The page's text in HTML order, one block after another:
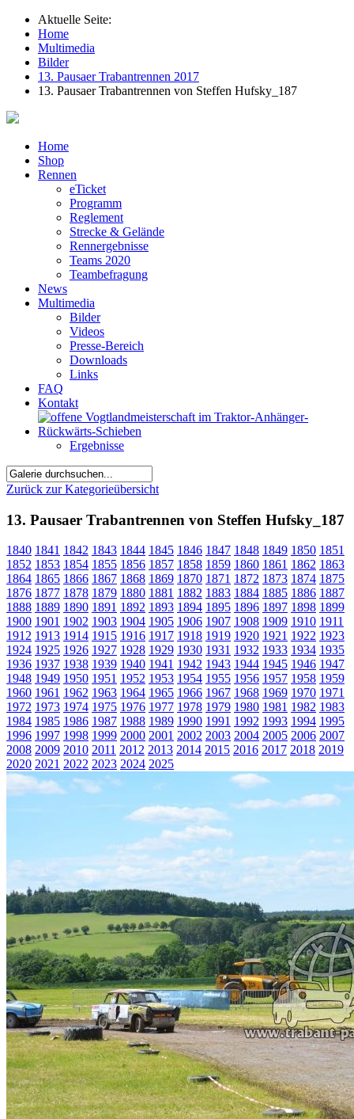
Aktuelle Seite:
Home
Multimedia
Bilder
13. Pausaer Trabantrennen 2017
13. Pausaer Trabantrennen von Steffen Hufsky_187
Home
Shop
Rennen
eTicket
Programm
Reglement
Strecke & Gelände
Rennergebnisse
Teams 2020
Teambefragung
News
Multimedia
Bilder
Videos
Presse-Bereich
Downloads
Links
FAQ
Kontakt
Ergebnisse
Zurück zur Kategorieübersicht
13. Pausaer Trabantrennen von Steffen Hufsky_187
1840 1841 1842 1843 1844 1845 1846 1847 1848 1849 1850 1851
1852 1853 1854 1855 1856 1857 1858 1859 1860 1861 1862 1863
1864 1865 1866 1867 1868 1869 1870 1871 1872 1873 1874 1875
1876 1877 1878 1879 1880 1881 1882 1883 1884 1885 1886 1887
1888 1889 1890 1891 1892 1893 1894 1895 1896 1897 1898 1899
1900 1901 1902 1903 1904 1905 1906 1907 1908 1909 1910 1911
1912 1913 1914 1915 1916 1917 1918 1919 1920 1921 1922 1923
1924 1925 1926 1927 1928 1929 1930 1931 1932 1933 1934 1935
1936 1937 1938 1939 1940 1941 1942 1943 1944 1945 1946 1947
1948 1949 1950 1951 1952 1953 1954 1955 1956 1957 1958 1959
1960 1961 1962 1963 1964 1965 1966 1967 1968 1969 1970 1971
1972 1973 1974 1975 1976 1977 1978 1979 1980 1981 1982 1983
1984 1985 1986 1987 1988 1989 1990 1991 1992 1993 1994 1995
1996 1997 1998 1999 2000 2001 2002 2003 2004 2005 2006 2007
2008 2009 2010 2011 2012 2013 2014 2015 2016 2017 2018 2019
2020 2021 2022 2023 2024 2025